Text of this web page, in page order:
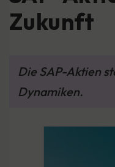
Zukunft
Die SAP-Aktien
Dynamiken.